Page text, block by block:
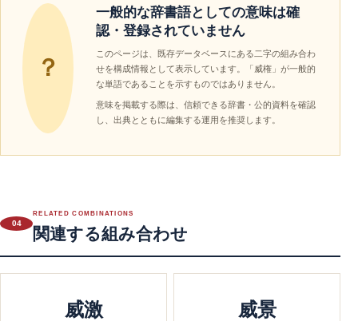
？
一般的な辞書語としての意味は確
認・登録されていません
このページは、既存データベースにある二字の組み合わ
せを構成情報として表示しています。「威権」が一般的
な単語であることを示すものではありません。
意味を掲載する際は、信頼できる辞書・公的資料を確認
し、出典とともに編集する運用を推奨します。
04
RELATED COMBINATIONS
関連する組み合わせ
威激 威景